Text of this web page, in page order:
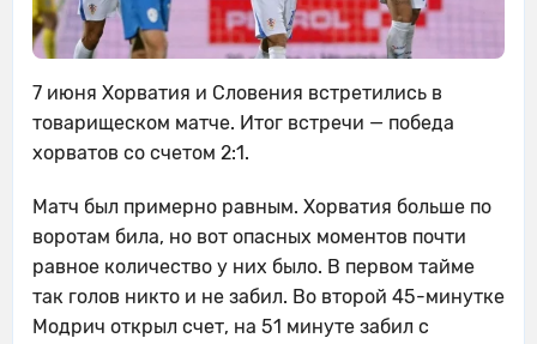
7 июня Хорватия и Словения встретились в
товарищеском матче. Итог встречи — победа
хорватов со счетом 2:1.
Матч был примерно равным. Хорватия больше по
воротам била, но вот опасных моментов почти
равное количество у них было. В первом тайме
так голов никто и не забил. Во второй 45-минутке
Модрич открыл счет, на 51 минуте забил с